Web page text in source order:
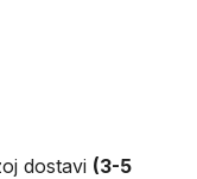
dostavi (3-5